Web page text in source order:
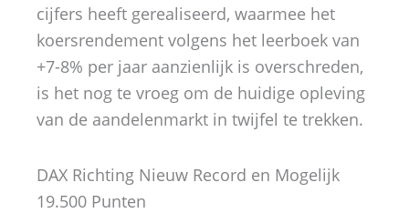
cijfers heeft gerealiseerd, waarmee het
koersrendement volgens het leerboek van
+7-8% per jaar aanzienlijk is overschreden,
is het nog te vroeg om de huidige opleving
van de aandelenmarkt in twijfel te trekken.
DAX Richting Nieuw Record en Mogelijk
19.500 Punten